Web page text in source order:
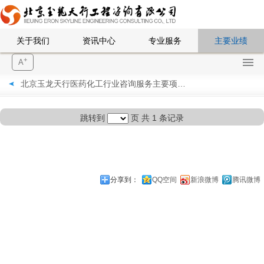
关于我们 资讯中心 专业服务 主要业绩
A+
跳转到 页 共 1 条记录
分享到： QQ空间 新浪微博 腾讯微博